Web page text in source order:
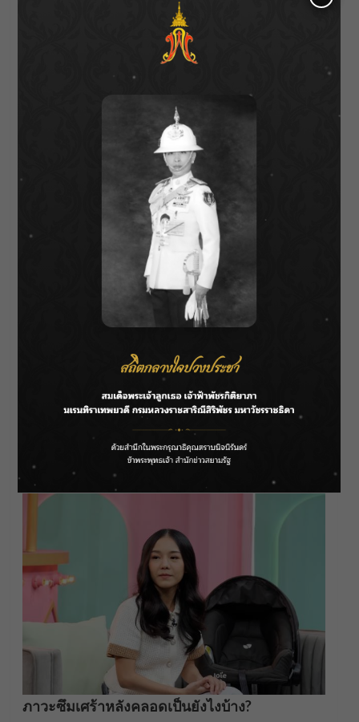
อาชีพของผม ผมไม่ได้ทำงานประจำไม่ต้องเข้า
ออฟฟิศ ผมอยู่ที่บ้าน บริหารทำนู่น ทำนี่ของตัวเอง
ได้ เรามีเวลาให้ลูกกับถรรยาเต็มที่ อันนี้ก็เป็น
ความโชคดีของเราด้วยที่คนอื่นไม่ได้มีจุดโชคดี
ตอนที่พลอยให้นม เข้าเต้าก็เกิดปัญหาเกี่ยวกับ
เรื่องภาวะเต้านม มันทรมานจนเต้านมแตกเลยเห
พลอย : หนูเห็นว่าเป็นกันทุกคนนะคะ แต่ว่าของหนู
จะมีภาวะเรื่องของอารมณ์ร่วมด้วยก็คือ เบบี้
บลู เต้านมเราช่วงแรกๆ หลังคลอด มันจะสร้าง
น้ำนมเยอะมาก เยอะจนเกินความต้องการของ
น้อง แล้วพอเราเอาออกไม่หมด มันแข็งเป็น
ไต แล้วมันก็ปวด ต้องให้คนมานวด แล้วหัวนมเรา
ปกติ ไม่เคยได้ใช้งานอะไร แต่พอมีลูกปุ๊บ ลูกก็ต้อง
มาเข้าเต้ามาดูดทุก 3 ชั่วโมง มันเจ็บ แล้วไหนจะ
เจ็บแผลผ่าอีก
แต๊งค์ : ผมเป็นพยานได้ วันที่ยังอยู่โรงพยาบาล วัน
แรก ๆ ที่เขาต้องให้นมลูก ร้องไห้แล้วแบบจิก คือ
สงสารเขา แล้วมันทำให้เราย้อนนึกถึงแม่เราเอง
ภาวะซึมเศร้าหลังคลอดเป็นยังไงบ้าง?